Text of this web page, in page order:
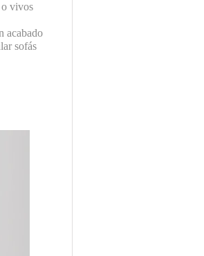
vivos
acabado
sofás